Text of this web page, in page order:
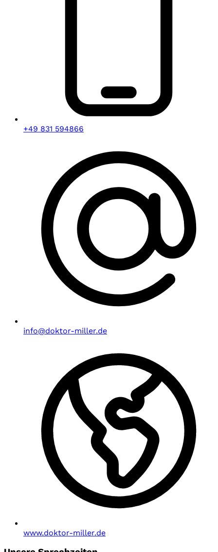
+49 831 594866
info@doktor-miller.de
www.doktor-miller.de